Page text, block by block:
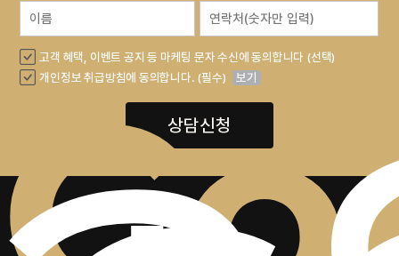
고객 혜택, 이벤트 공지 등 마케팅 문자 수신에 동의합니다 (선택)
개인정보 취급방침에 동의합니다. (필수)
보기
상담신청